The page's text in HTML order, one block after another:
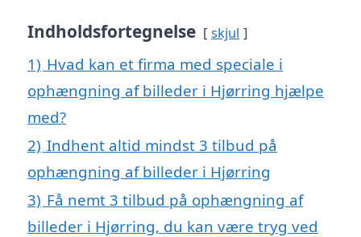
Indholdsfortegnelse skjul
1) Hvad kan et firma med speciale i
ophængning af billeder i Hjørring hjælpe
med?
2) Indhent altid mindst 3 tilbud på
ophængning af billeder i Hjørring
3) Få nemt 3 tilbud på ophængning af
billeder i Hjørring, du kan være tryg ved